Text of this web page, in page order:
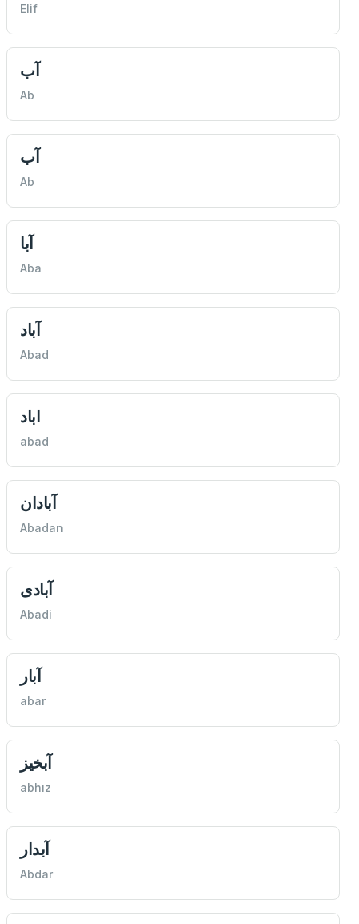
Elif
آب
Ab
آب
Ab
آبا
Aba
آباد
Abad
اباد
abad
آبادان
Abadan
آبادی
Abadi
آبار
abar
آبخيز
abhız
آبدار
Abdar